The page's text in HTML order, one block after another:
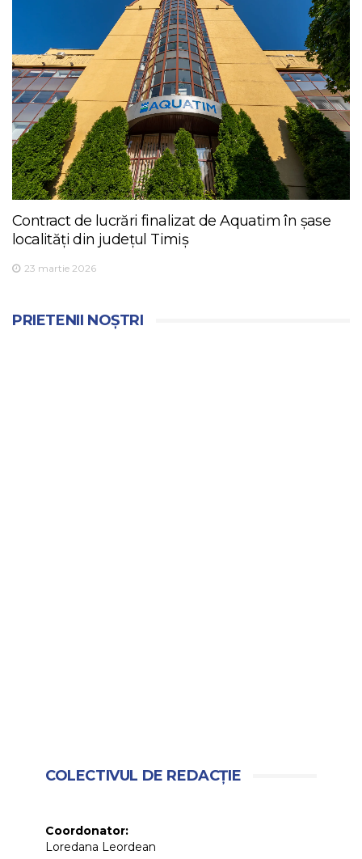
Contract de lucrări finalizat de Aquatim în șase
localități din județul Timiș
23 martie 2026
PRIETENII NOȘTRI
COLECTIVUL DE REDACȚIE
Coordonator:
Loredana Leordean